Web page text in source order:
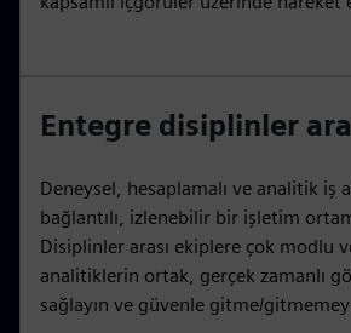
Entegre disiplinler
Deneysel, hesaplamalı ve analitik iş
bağlantılı, izlenebilir bir işletim
Disiplinler arası ekiplere çok modlu
analitiklerin ortak, gerçek zamanlı
sağlayın ve güvenle gitme/